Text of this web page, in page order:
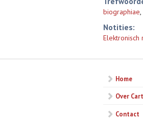
biographiae,
Notities:
Elektronisch
Home
Over
Contact